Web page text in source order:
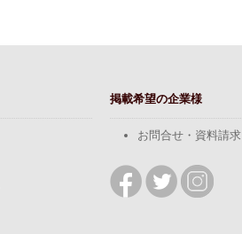
掲載希望の企業様
お問合せ・資料請求